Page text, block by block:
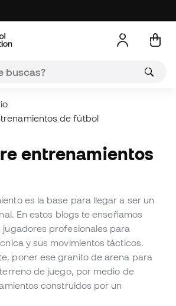
de fútbol
entrenamientos
es la base para llegar a ser un
En estos blogs te enseñamos
jugadores profesionales para
y sus movimientos tácticos.
poner ese granito de arena para
de juego, por medio de
construidos por un